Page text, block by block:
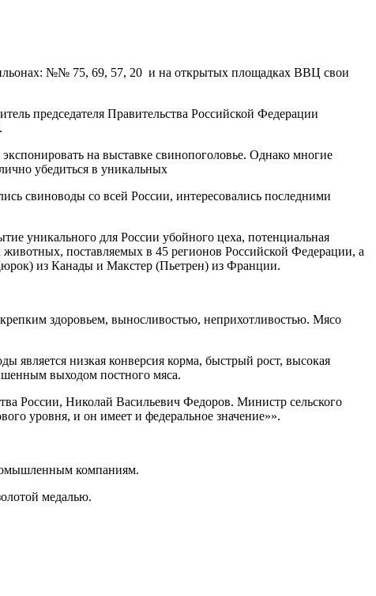
№№ 75, 69, 57, 20 и на открытых площадках ВВЦ свои
председателя Правительства Российской Федерации
на выставке свинопоголовье. Однако многие
убедиться в уникальных
свиноводы со всей России, интересовались последними
уникального для России убойного цеха, потенциальная
поставляемых в 45 регионов Российской Федерации, а
из Канады и Макстер (Пьетрен) из Франции.
здоровьем, выносливостью, неприхотливостью. Мясо
является низкая конверсия корма, быстрый рост, высокая
выходом постного мяса.
России, Николай Васильевич Федоров. Министр сельского
уровня, и он имеет и федеральное значение»».
компаниям.
медалью.